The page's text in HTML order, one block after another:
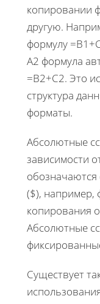
копировании
другую.
формулу
A2 формула
=B2+C2. Это
структура
форматы.
Абсолютные
зависимости
($), например,
копирования
Абсолютные
Существует